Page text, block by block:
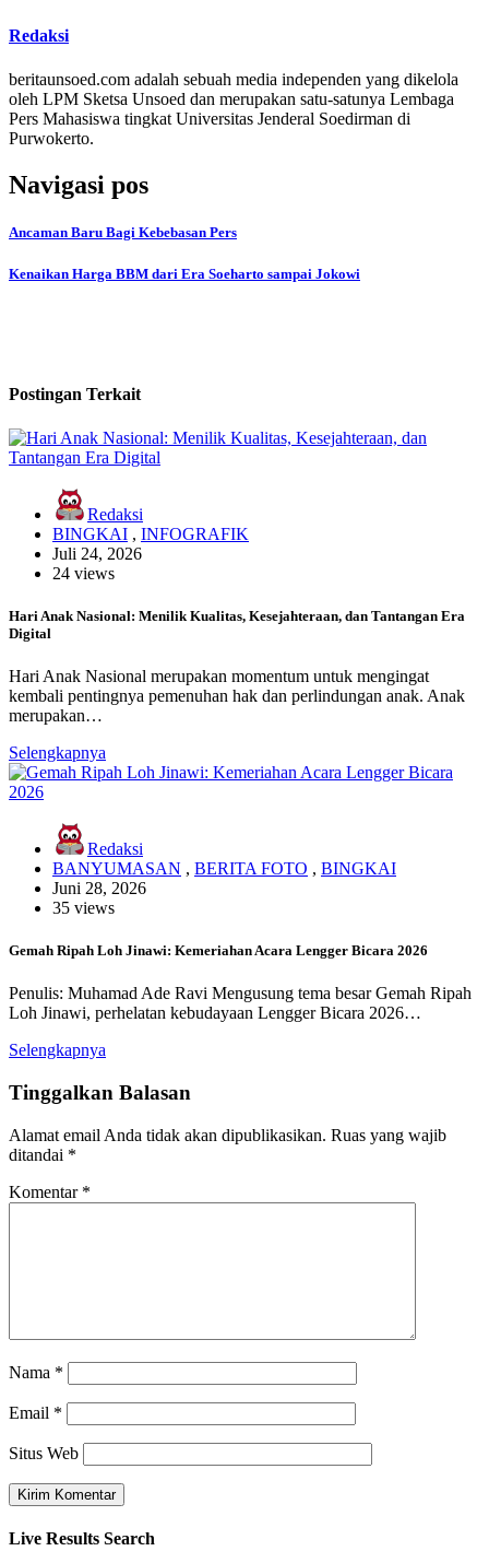
Redaksi
beritaunsoed.com adalah sebuah media independen yang dikelola
oleh LPM Sketsa Unsoed dan merupakan satu-satunya Lembaga
Pers Mahasiswa tingkat Universitas Jenderal Soedirman di
Purwokerto.
Navigasi pos
Ancaman Baru Bagi Kebebasan Pers
Kenaikan Harga BBM dari Era Soeharto sampai Jokowi
Postingan Terkait
Redaksi
BINGKAI , INFOGRAFIK
Juli 24, 2026
24 views
Hari Anak Nasional: Menilik Kualitas, Kesejahteraan, dan Tantangan Era
Digital
Hari Anak Nasional merupakan momentum untuk mengingat
kembali pentingnya pemenuhan hak dan perlindungan anak. Anak
merupakan…
Selengkapnya
Redaksi
BANYUMASAN , BERITA FOTO , BINGKAI
Juni 28, 2026
35 views
Gemah Ripah Loh Jinawi: Kemeriahan Acara Lengger Bicara 2026
Penulis: Muhamad Ade Ravi Mengusung tema besar Gemah Ripah
Loh Jinawi, perhelatan kebudayaan Lengger Bicara 2026…
Selengkapnya
Tinggalkan Balasan
Alamat email Anda tidak akan dipublikasikan. Ruas yang wajib
ditandai *
Komentar *
Nama *
Email *
Situs Web
Live Results Search